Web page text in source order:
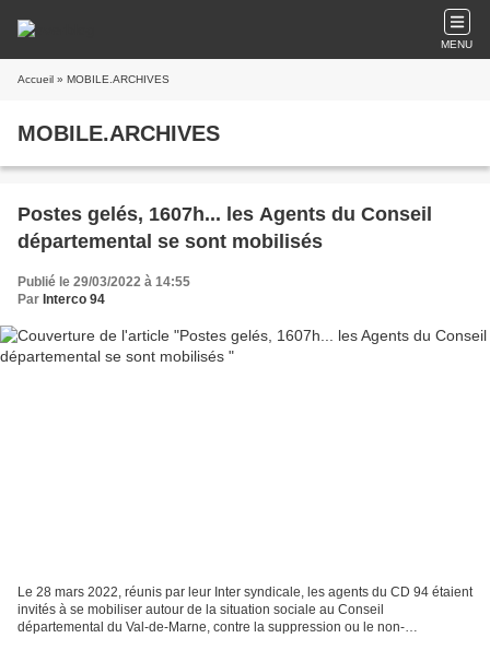
MENU
Accueil » MOBILE.ARCHIVES
MOBILE.ARCHIVES
Postes gelés, 1607h... les Agents du Conseil
départemental se sont mobilisés
Publié le 29/03/2022 à 14:55
Par Interco 94
Le 28 mars 2022, réunis par leur Inter syndicale, les agents du CD 94 étaient
invités à se mobiliser autour de la situation sociale au Conseil
départemental du Val-de-Marne, contre la suppression ou le non-